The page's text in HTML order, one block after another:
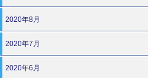
2020年8月
2020年7月
2020年6月